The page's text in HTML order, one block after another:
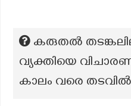
കരുതൽ
വ്യക്തിയെ
കാലം വരെ തടവിൽ